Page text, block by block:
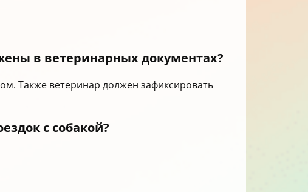
в ветеринарных документах?
Также ветеринар должен зафиксировать
с собакой?